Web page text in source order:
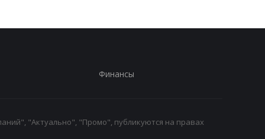
Финансы
"Актуально", "Промо", публикуются на правах